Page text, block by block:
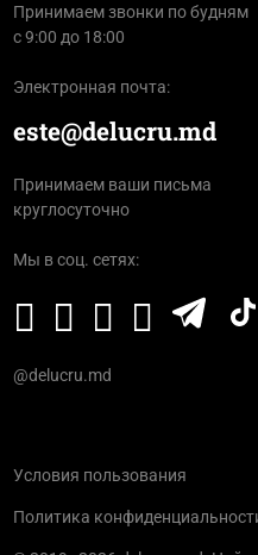
Принимаем звонки по будням
с 9:00 до 18:00
Электронная почта:
este@delucru.md
Принимаем ваши письма
круглосуточно
Мы в соц. сетях:
@delucru.md
Условия пользования
Политика